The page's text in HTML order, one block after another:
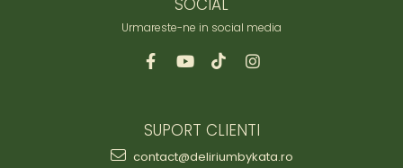
Capac textil pentru vase și farfurii
Prosop de bucătărie "NU-hârtie"
Suport pentru tacâmuri de călătorie
SOCIAL
Urmareste-ne in social media
SUPORT CLIENTI
contact@deliriumbykata.ro